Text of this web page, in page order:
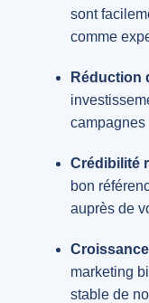
sont
comme
Réduction
campagnes
Crédibilité
bon
auprès de
marketing
stable de